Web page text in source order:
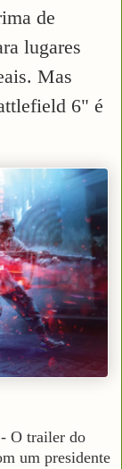
de
lugares
Mas
6" é
O trailer do
um presidente